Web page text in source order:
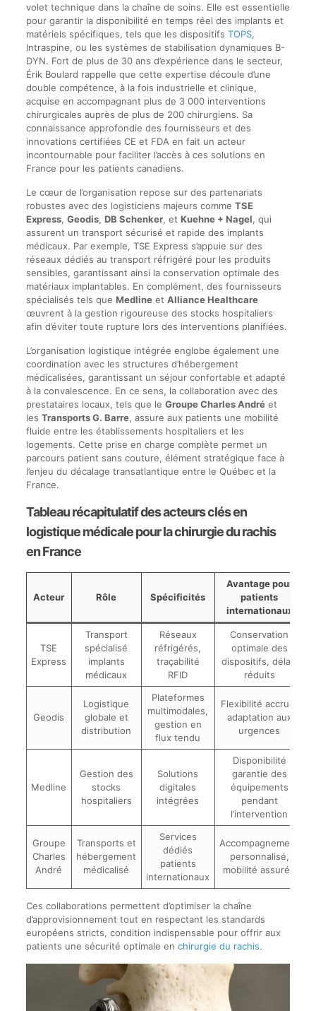
volet technique dans la chaîne de soins. Elle est essentielle
pour garantir la disponibilité en temps réel des implants et
matériels spécifiques, tels que les dispositifs TOPS,
Intraspine, ou les systèmes de stabilisation dynamiques B-
DYN. Fort de plus de 30 ans d’expérience dans le secteur,
Érik Boulard rappelle que cette expertise découle d’une
double compétence, à la fois industrielle et clinique,
acquise en accompagnant plus de 3 000 interventions
chirurgicales auprès de plus de 200 chirurgiens. Sa
connaissance approfondie des fournisseurs et des
innovations certifiées CE et FDA en fait un acteur
incontournable pour faciliter l’accès à ces solutions en
France pour les patients canadiens.
Le cœur de l’organisation repose sur des partenariats
robustes avec des logisticiens majeurs comme TSE
Express, Geodis, DB Schenker, et Kuehne + Nagel, qui
assurent un transport sécurisé et rapide des implants
médicaux. Par exemple, TSE Express s’appuie sur des
réseaux dédiés au transport réfrigéré pour les produits
sensibles, garantissant ainsi la conservation optimale des
matériaux implantables. En complément, des fournisseurs
spécialisés tels que Medlineet Alliance Healthcare
œuvrent à la gestion rigoureuse des stocks hospitaliers
afin d’éviter toute rupture lors des interventions planifiées.
L’organisation logistique intégrée englobe également une
coordination avec les structures d’hébergement
médicalisées, garantissant un séjour confortable et adapté
à la convalescence. En ce sens, la collaboration avec des
prestataires locaux, tels que le Groupe Charles Andréet
les Transports G. Barre, assure aux patients une mobilité
fluide entre les établissements hospitaliers et les
logements. Cette prise en charge complète permet un
parcours patient sans couture, élément stratégique face à
l’enjeu du décalage transatlantique entre le Québec et la
France.
Tableau récapitulatif des acteurs clés en
logistique médicale pour la chirurgie du rachis
en France
Acteur Rôle Spécificités
Avantage pour
patients
internationaux
TSE
Express
Transport
spécialisé
implants
médicaux
Réseaux
réfrigérés,
traçabilité
RFID
Conservation
optimale des
dispositifs, délais
réduits
Geodis
Logistique
globale et
distribution
Plateformes
multimodales,
gestion en
flux tendu
Flexibilité accrue,
adaptation aux
urgences
Medline
Gestion des
stocks
hospitaliers
Solutions
digitales
intégrées
Disponibilité
garantie des
équipements
pendant
l’intervention
Groupe
Charles
André
Transports et
hébergement
médicalisé
Services
dédiés
patients
internationaux
Accompagnement
personnalisé,
mobilité assurée
Ces collaborations permettent d’optimiser la chaîne
d’approvisionnement tout en respectant les standards
européens stricts, condition indispensable pour offrir aux
patients une sécurité optimale en chirurgie du rachis.